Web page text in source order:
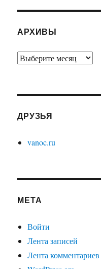
АРХИВЫ
Архивы
ДРУЗЬЯ
vanoc.ru
МЕТА
Войти
Лента записей
Лента комментариев